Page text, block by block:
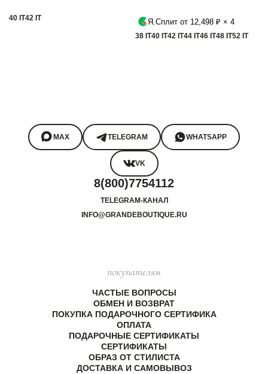
40 IT42 IT Я.Сплит от 12,498 ₽ × 4
38 IT40 IT42 IT44 IT46 IT48 IT52 IT
MAX TELEGRAM WHATSAPP
VK
8(800)7754112
TELEGRAM-КАНАЛ
INFO@GRANDEBOUTIQUE.RU
покупателям
ЧАСТЫЕ ВОПРОСЫ
ОБМЕН И ВОЗВРАТ
ПОКУПКА ПОДАРОЧНОГО СЕРТИФИКА
ОПЛАТА
ПОДАРОЧНЫЕ СЕРТИФИКАТЫ
СЕРТИФИКАТЫ
ОБРАЗ ОТ СТИЛИСТА
ДОСТАВКА И САМОВЫВОЗ